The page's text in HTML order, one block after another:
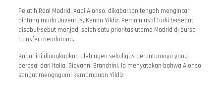
Pelatih Real Madrid, Xabi Alonso, dikabarkan tengah mengincar
bintang muda Juventus, Kenan Yildiz. Pemain asal Turki tersebut
disebut-sebut menjadi salah satu prioritas utama Madrid di bursa
transfer mendatang.
Kabar ini diungkapkan oleh agen sekaligus perantaranya yang
berasal dari Italia, Giovanni Branchini. Ia menyatakan bahwa Alonso
sangat mengagumi kemampuan Yildiz.